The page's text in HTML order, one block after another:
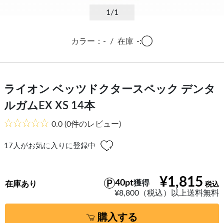
1 /1
カラー：- / 在庫 -:◯
ライオン ベッツドクタースペック デンタ
ルガムEX XS 14本
0.0 (0件のレビュー)
17 人がお気に入りに登録中
¥1,815
40pt獲得
¥8,800（税込）以上送料無料
在庫あり
購入する